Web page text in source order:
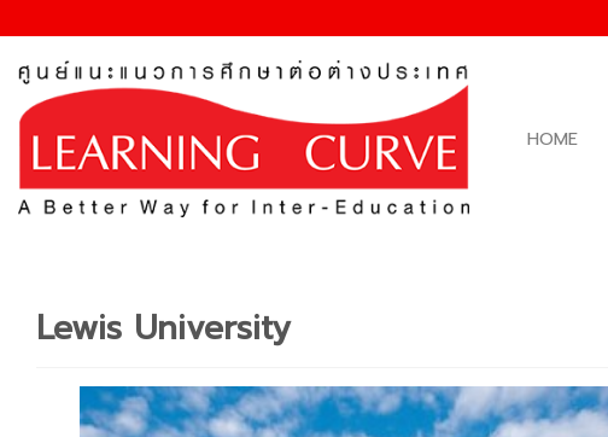
to
content
HOME
Lewis University